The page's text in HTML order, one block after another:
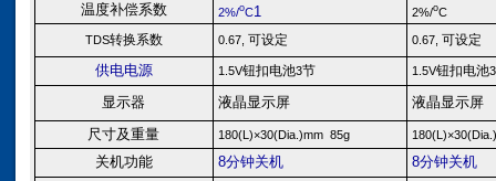
温度补偿系数 2%/oC1 2%/oC
TDS转换系数 0.67, 可设定 0.67, 可设定
供电电源 1.5V钮扣电池3节 1.5V钮扣电池3
显示器 液晶显示屏
液晶显示屏
尺寸及重量
180(L)×30(Dia.)mm 85g 180(L)
关机功能 8分钟关机 8分钟关机